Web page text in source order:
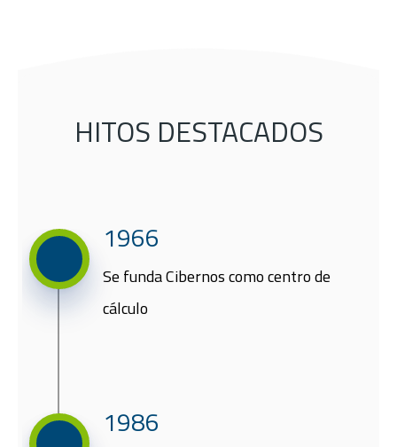
HITOS DESTACADOS
1966​
Se funda Cibernos como centro de
cálculo​
1986​